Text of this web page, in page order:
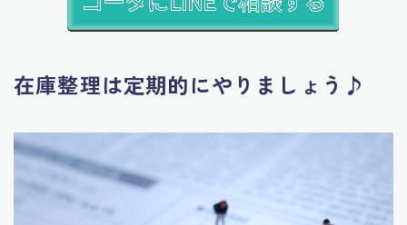
在庫整理は定期的にやりましょう♪